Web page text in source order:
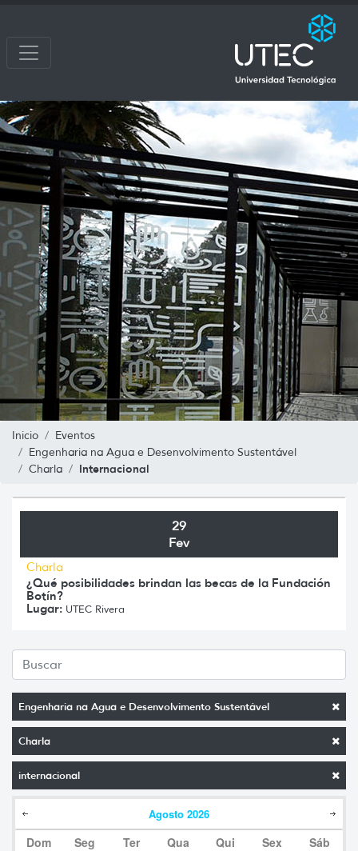
Inicio
Eventos
Engenharia na Agua e Desenvolvimento Sustentável
Charla
Internacional
Engenharia na Agua e Desenvolvimento Sustentável
Charla
internacional
Agosto 2026
Dom Seg Ter Qua Qui Sex Sáb
29
Fev
Charla
¿Qué posibilidades brindan las becas de la Fundación
Botín?
Lugar: UTEC Rivera